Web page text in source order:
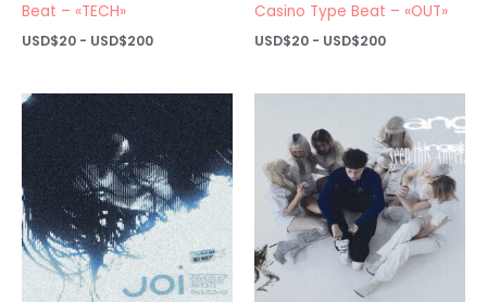
Beat – «TECH»
USD$20 - USD$200Rango
desde
USD$20
hasta
USD$200
Casino Type Beat – «OUT»
USD$20 - USD$200Rango
desde
hasta
USD$200